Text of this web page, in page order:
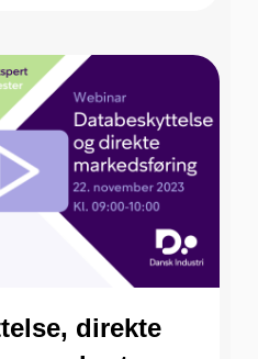
direkte